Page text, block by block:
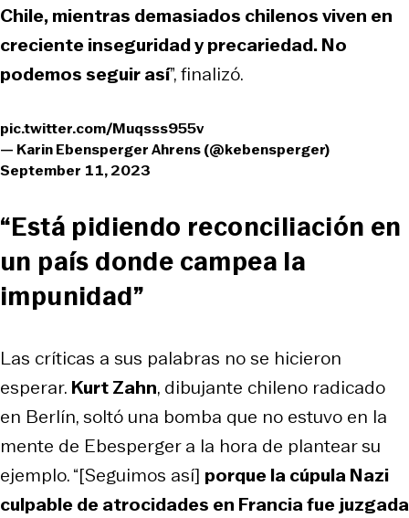
Chile, mientras demasiados chilenos viven en
creciente inseguridad y precariedad. No
podemos seguir así”, finalizó.
pic.twitter.com/Muqsss955v
— Karin Ebensperger Ahrens (@kebensperger)
September 11, 2023
“Está pidiendo reconciliación en
un país donde campea la
impunidad”
Las críticas a sus palabras no se hicieron
esperar. Kurt Zahn, dibujante chileno radicado
en Berlín, soltó una bomba que no estuvo en la
mente de Ebesperger a la hora de plantear su
ejemplo. “[Seguimos así] porque la cúpula Nazi
culpable de atrocidades en Francia fue juzgada